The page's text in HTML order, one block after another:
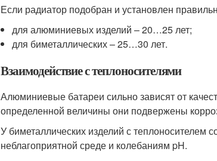
Если радиатор подобран и установлен
для алюминиевых изделий – 20…25 лет;
для биметаллических – 25…30 лет.
Взаимодействие с теплоносителями
Алюминиевые батареи сильно зависят от
определенной величины они подвержены
У биметаллических изделий с теплоносителем
неблагоприятной среде и колебаниям pH.